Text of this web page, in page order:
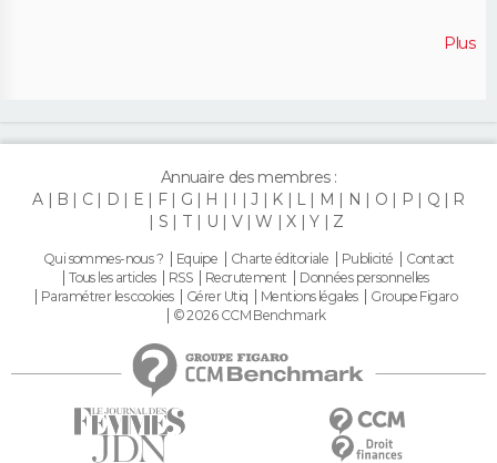
Plus
Annuaire des membres :
A
B C D E F G H I J K L M N O P Q
R
S
T U V W X Y Z
Qui sommes-nous ? Equipe Charte éditoriale Publicité
Contact
Tous les articles
RSS Recrutement
Données personnelles
Paramétrer les cookies
Gérer Utiq Mentions légales
Groupe Figaro
© 2026 CCM Benchmark